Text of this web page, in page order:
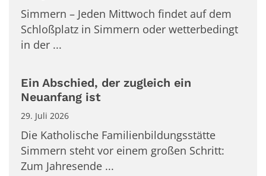
Simmern – Jeden Mittwoch findet auf dem
Schloßplatz in Simmern oder wetterbedingt
in der ...
Ein Abschied, der zugleich ein
Neuanfang ist
29. Juli 2026
Die Katholische Familienbildungsstätte
Simmern steht vor einem großen Schritt:
Zum Jahresende ...